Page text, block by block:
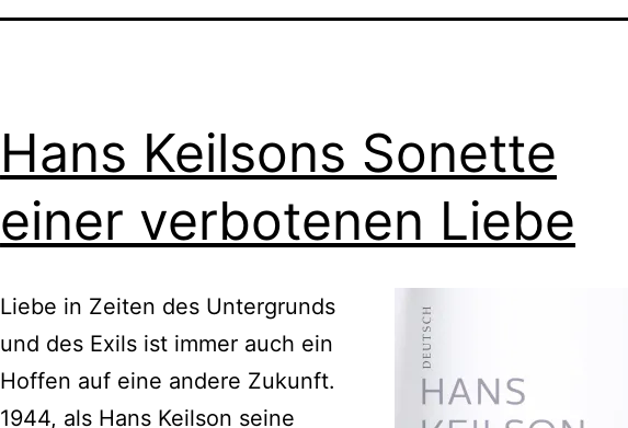
Hans Keilsons Sonette
einer verbotenen Liebe
Liebe in Zeiten des Untergrunds
und des Exils ist immer auch ein
Hoffen auf eine andere Zukunft.
1944, als Hans Keilson seine